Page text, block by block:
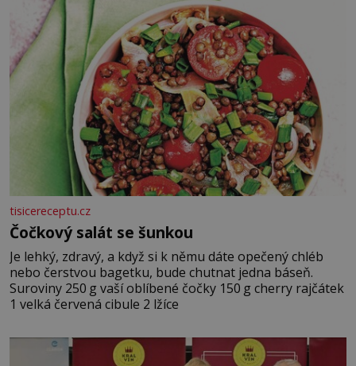
tisicereceptu.cz
Čočkový salát se šunkou
Je lehký, zdravý, a když si k němu dáte opečený chléb
nebo čerstvou bagetku, bude chutnat jedna báseň.
Suroviny 250 g vaší oblíbené čočky 150 g cherry rajčátek
1 velká červená cibule 2 lžíce